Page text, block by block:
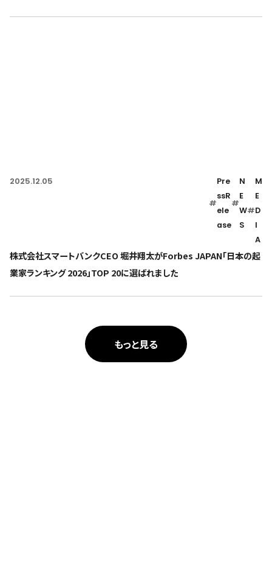
2025.12.05
#
Pre
ssR
ele
ase
#
N
E
W
S
#
M
E
D
I
A
株式会社スマートバンクCEO 堀井翔太がForbes JAPAN「日本の起
業家ランキング 2026」TOP 20に選ばれました
もっと見る